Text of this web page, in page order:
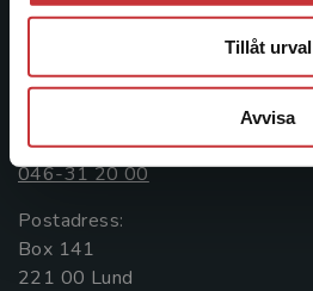
Tillåt urval
Avvisa
längs hela kunskapsresan.
Kontakta oss
046-31 20 00
Postadress:
Box 141
221 00 Lund